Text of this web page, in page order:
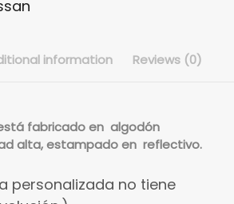
information Reviews (0)
fabricado en algodón
alta, estampado en reflectivo.
personalizada no tiene